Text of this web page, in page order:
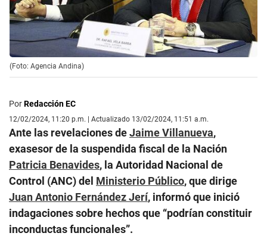
(Foto: Agencia Andina)
PorRedacción EC
12/02/2024, 11:20 p.m. | Actualizado 13/02/2024, 11:51 a.m.
Ante las revelaciones deJaime Villanueva,
exasesor de la suspendida fiscal de la Nación
Patricia Benavides, la Autoridad Nacional de
Control (ANC) del Ministerio Público, que dirige
Juan Antonio Fernández Jerí, informó que inició
indagaciones sobre hechos que “podrían constituir
inconductas funcionales”.